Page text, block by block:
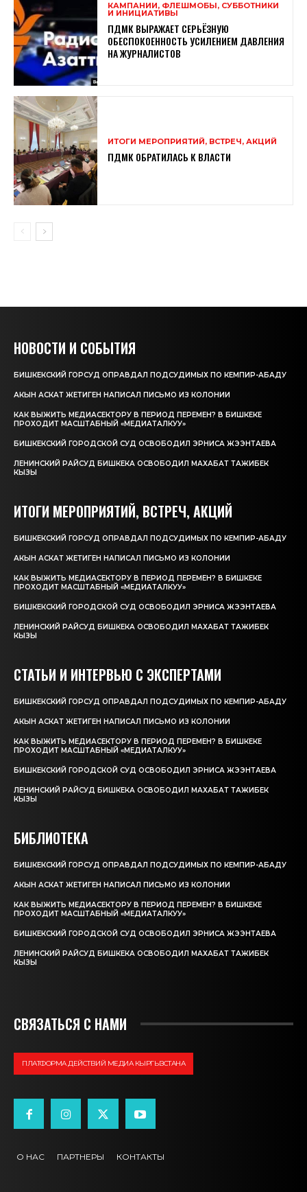
КАМПАНИИ, ФЛЕШМОБЫ, СУББОТНИКИ
И ИНИЦИАТИВЫ
ПДМК ВЫРАЖАЕТ СЕРЬЁЗНУЮ
ОБЕСПОКОЕННОСТЬ УСИЛЕНИЕМ ДАВЛЕНИЯ
НА ЖУРНАЛИСТОВ
ИТОГИ МЕРОПРИЯТИЙ, ВСТРЕЧ, АКЦИЙ
ПДМК ОБРАТИЛАСЬ К ВЛАСТИ
НОВОСТИ И СОБЫТИЯ
БИШКЕКСКИЙ ГОРСУД ОПРАВДАЛ ПОДСУДИМЫХ ПО КЕМПИР-АБАДУ
АКЫН АСКАТ ЖЕТИГЕН НАПИСАЛ ПИСЬМО ИЗ КОЛОНИИ
КАК ВЫЖИТЬ МЕДИАСЕКТОРУ В ПЕРИОД ПЕРЕМЕН? В БИШКЕКЕ
ПРОХОДИТ МАСШТАБНЫЙ «МЕДИАТАЛКУУ»
БИШКЕКСКИЙ ГОРОДСКОЙ СУД ОСВОБОДИЛ ЭРНИСА ЖЭЭНТАЕВА
ЛЕНИНСКИЙ РАЙСУД БИШКЕКА ОСВОБОДИЛ МАХАБАТ ТАЖИБЕК
КЫЗЫ
ИТОГИ МЕРОПРИЯТИЙ, ВСТРЕЧ, АКЦИЙ
БИШКЕКСКИЙ ГОРСУД ОПРАВДАЛ ПОДСУДИМЫХ ПО КЕМПИР-АБАДУ
АКЫН АСКАТ ЖЕТИГЕН НАПИСАЛ ПИСЬМО ИЗ КОЛОНИИ
КАК ВЫЖИТЬ МЕДИАСЕКТОРУ В ПЕРИОД ПЕРЕМЕН? В БИШКЕКЕ
ПРОХОДИТ МАСШТАБНЫЙ «МЕДИАТАЛКУУ»
БИШКЕКСКИЙ ГОРОДСКОЙ СУД ОСВОБОДИЛ ЭРНИСА ЖЭЭНТАЕВА
ЛЕНИНСКИЙ РАЙСУД БИШКЕКА ОСВОБОДИЛ МАХАБАТ ТАЖИБЕК
КЫЗЫ
СТАТЬИ И ИНТЕРВЬЮ С ЭКСПЕРТАМИ
БИШКЕКСКИЙ ГОРСУД ОПРАВДАЛ ПОДСУДИМЫХ ПО КЕМПИР-АБАДУ
АКЫН АСКАТ ЖЕТИГЕН НАПИСАЛ ПИСЬМО ИЗ КОЛОНИИ
КАК ВЫЖИТЬ МЕДИАСЕКТОРУ В ПЕРИОД ПЕРЕМЕН? В БИШКЕКЕ
ПРОХОДИТ МАСШТАБНЫЙ «МЕДИАТАЛКУУ»
БИШКЕКСКИЙ ГОРОДСКОЙ СУД ОСВОБОДИЛ ЭРНИСА ЖЭЭНТАЕВА
ЛЕНИНСКИЙ РАЙСУД БИШКЕКА ОСВОБОДИЛ МАХАБАТ ТАЖИБЕК
КЫЗЫ
БИБЛИОТЕКА
БИШКЕКСКИЙ ГОРСУД ОПРАВДАЛ ПОДСУДИМЫХ ПО КЕМПИР-АБАДУ
АКЫН АСКАТ ЖЕТИГЕН НАПИСАЛ ПИСЬМО ИЗ КОЛОНИИ
КАК ВЫЖИТЬ МЕДИАСЕКТОРУ В ПЕРИОД ПЕРЕМЕН? В БИШКЕКЕ
ПРОХОДИТ МАСШТАБНЫЙ «МЕДИАТАЛКУУ»
БИШКЕКСКИЙ ГОРОДСКОЙ СУД ОСВОБОДИЛ ЭРНИСА ЖЭЭНТАЕВА
ЛЕНИНСКИЙ РАЙСУД БИШКЕКА ОСВОБОДИЛ МАХАБАТ ТАЖИБЕК
КЫЗЫ
СВЯЗАТЬСЯ С НАМИ
ПЛАТФОРМА ДЕЙСТВИЙ МЕДИА КЫРГЫЗСТАНА
О НАС ПАРТНЕРЫ КОНТАКТЫ